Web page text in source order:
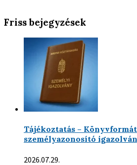
Friss bejegyzések
Tájékoztatás –
személyazonosító
2026.07.29.